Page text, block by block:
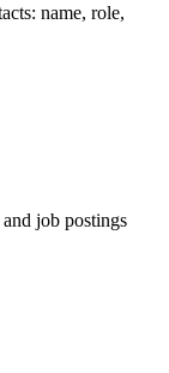
name, role,
job postings